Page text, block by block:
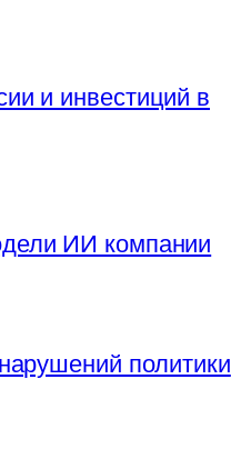
и инвестиций в
ИИ компании
политики